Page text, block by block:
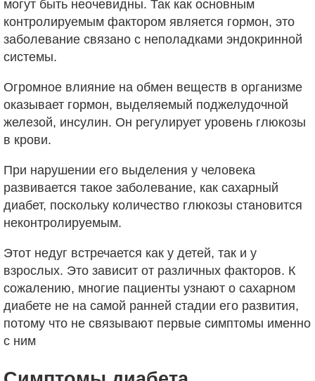
могут быть неочевидны. Так как основным
контролируемым фактором является гормон, это
заболевание связано с неполадками эндокринной
системы.
Огромное влияние на обмен веществ в организме
оказывает гормон, выделяемый поджелудочной
железой, инсулин. Он регулирует уровень глюкозы
в крови.
При нарушении его выделения у человека
развивается такое заболевание, как сахарный
диабет, поскольку количество глюкозы становится
неконтролируемым.
Этот недуг встречается как у детей, так и у
взрослых. Это зависит от различных факторов. К
сожалению, многие пациенты узнают о сахарном
диабете не на самой ранней стадии его развития,
потому что не связывают первые симптомы именно
с ним